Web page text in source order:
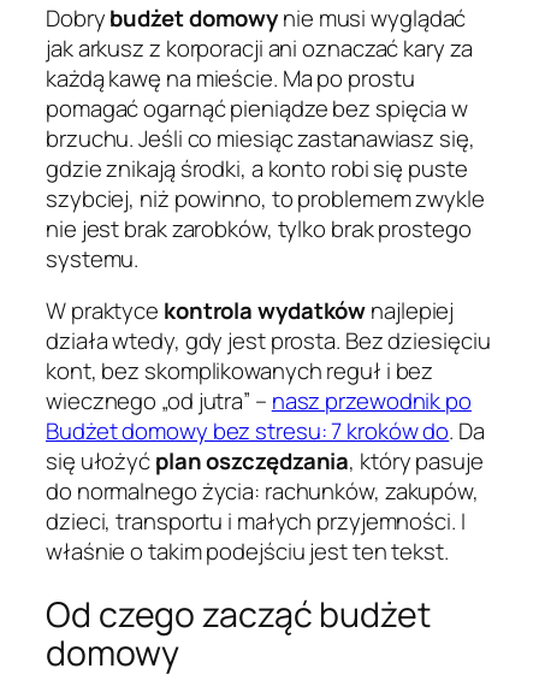
Dobrybudżet domowynie musi wyglądać
jak arkusz z korporacji ani oznaczać kary za
każdą kawę na mieście. Ma po prostu
pomagać ogarnąć pieniądze bez spięcia w
brzuchu. Jeśli co miesiąc zastanawiasz się,
gdzie znikają środki, a konto robi się puste
szybciej, niż powinno, to problemem zwykle
nie jest brak zarobków, tylko brak prostego
systemu.
W praktyce kontrola wydatkównajlepiej
działa wtedy, gdy jest prosta. Bez dziesięciu
kont, bez skomplikowanych reguł i bez
wiecznego „od jutra” – nasz przewodnik po
Budżet domowy bez stresu: 7 kroków do. Da
się ułożyćplan oszczędzania, który pasuje
do normalnego życia: rachunków, zakupów,
dzieci, transportu i małych przyjemności. I
właśnie o takim podejściu jest ten tekst.
Od czego zacząć budżet
domowy